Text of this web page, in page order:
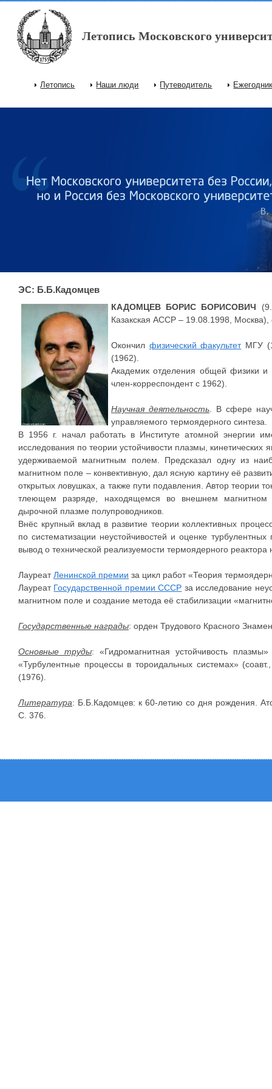
Перейти к основному содержанию
Летопись Московского
Главное меню
Летопись Наши люди Путеводитель
ЭС: Б.Б.Кадомцев
КАДОМЦЕВ БОРИС БОРИСОВИЧ
Казакская АССР – 19.08.1998, Москва),
Окончил физический факультетМГУ
(1962).
Академик отделения общей физики
член-корреспондент с 1962).
Научная деятельность . В сфере
управляемого термоядерного синтеза.
В 1956 г. начал работать в Институте атомной энергии
исследования по теории устойчивости плазмы, кинетических
удерживаемой магнитным полем. Предсказал одну из
магнитном поле – конвективную, дал ясную картину её
открытых ловушках, а также пути подавления. Автор теории
тлеющем разряде, находящемся во внешнем
дырочной плазме полупроводников.
Внёс крупный вклад в развитие теории коллективных
по систематизации неустойчивостей и оценке
вывод о технической реализуемости термоядерного реактора
ЛауреатЛенинской премии за цикл работ «Теория
Лауреат Государственной премии СССР за исследование
магнитном поле и создание метода её стабилизации
Государственные награды: орден Трудового Красного
Основные труды: «Гидромагнитная устойчивость
«Турбулентные процессы в тороидальных системах»
(1976).
Литература: Б.Б.Кадомцев: к 60-летию со дня рождения.
С. 376.